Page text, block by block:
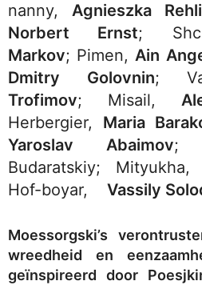
nanny, Agnieszka
Norbert Ernst;
Markov; Pimen,Ain
Dmitry Golovnin;
Trofimov; Misail,
Herbergier, Maria
Yaroslav Abaimov;
Budaratskiy; Mityukha,
Hof-boyar, Vassily
Moessorgski’s
wreedheid en
geïnspireerd door